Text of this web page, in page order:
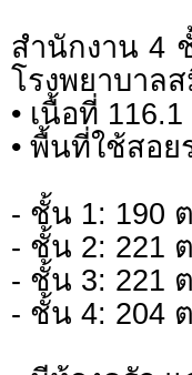
สำนักงาน 4
โรงพยาบาล
• เนื้อที่
• พื้นที่ใช้สอ
- ชั้น 1: 190
- ชั้น 2: 221
- ชั้น 3: 221
- ชั้น 4: 204